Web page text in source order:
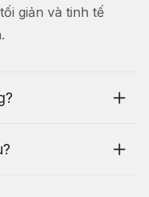
giản và tinh tế